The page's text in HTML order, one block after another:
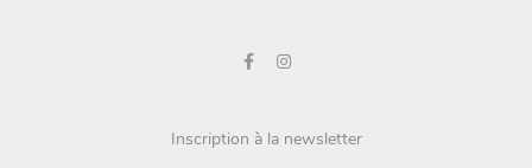
Inscription à la newsletter